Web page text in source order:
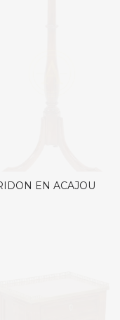
EN ACAJOU